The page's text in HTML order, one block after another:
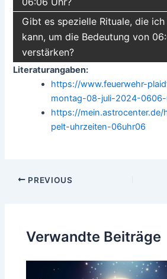
Gibt es spezielle Rituale, die
kann, um die Bedeutung von
verstärken?
Literaturangaben:
https://www.feuerwehr-
montag-08-juli-2024-
https://mein.astrocenter.de/
pelt-uhrzeiten-06uhr06
Post
PREVIOUS
Verwandte Beiträge